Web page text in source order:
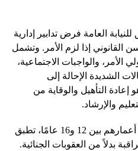
العامة فرض تدابير إدارية
القانوني إذا لزم الأمر. وتشمل
الأمر، والواجبات الاجتماعية،
الشديدة الإحالة إلى
التأهيل والوقاية من
والإرشاد.
بالنسبة للقاصرين الذين تتراوح أعمارهم بين 12 و16 عامًا، تطبق
بدلاً من العقوبات الجنائية.